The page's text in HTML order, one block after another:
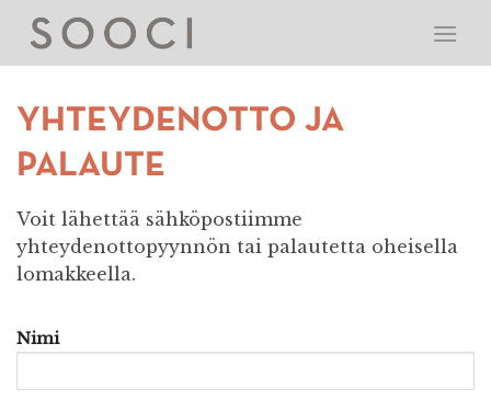
Skip
content
YHTEYDENOTTO JA
PALAUTE
Voit lähettää sähköpostiimme
yhteydenottopyynnön tai palautetta oheisella
lomakkeella.
Nimi